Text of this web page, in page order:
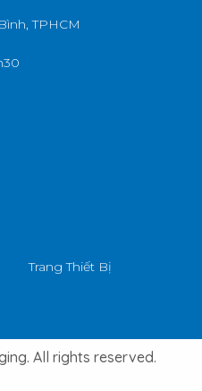
TPHCM
Trang Thiết Bị
All rights reserved.